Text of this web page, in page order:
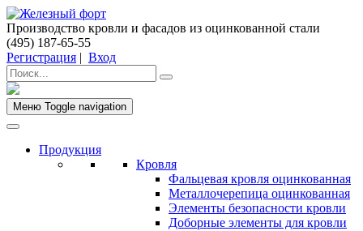
Производство кровли и фасадов из оцинкованной стали
(495) 187-65-55
Регистрация | Вход
Меню Toggle navigation
Продукция
Кровля
Фальцевая кровля оцинкованная
Металлочерепица оцинкованная
Элементы безопасности кровли
Доборные элементы для кровли